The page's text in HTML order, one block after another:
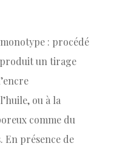
: procédé
produit un tirage
ou à la
comme du
En présence de